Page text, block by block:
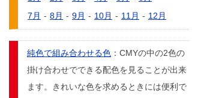
7月 - 8月 - 9月 - 10月 - 11月 - 12月
純色で組み合わせる色 ：CMYの中の2色の
掛け合わせでできる配色を見ることが出来
ます。きれいな色を求めるときには便利で